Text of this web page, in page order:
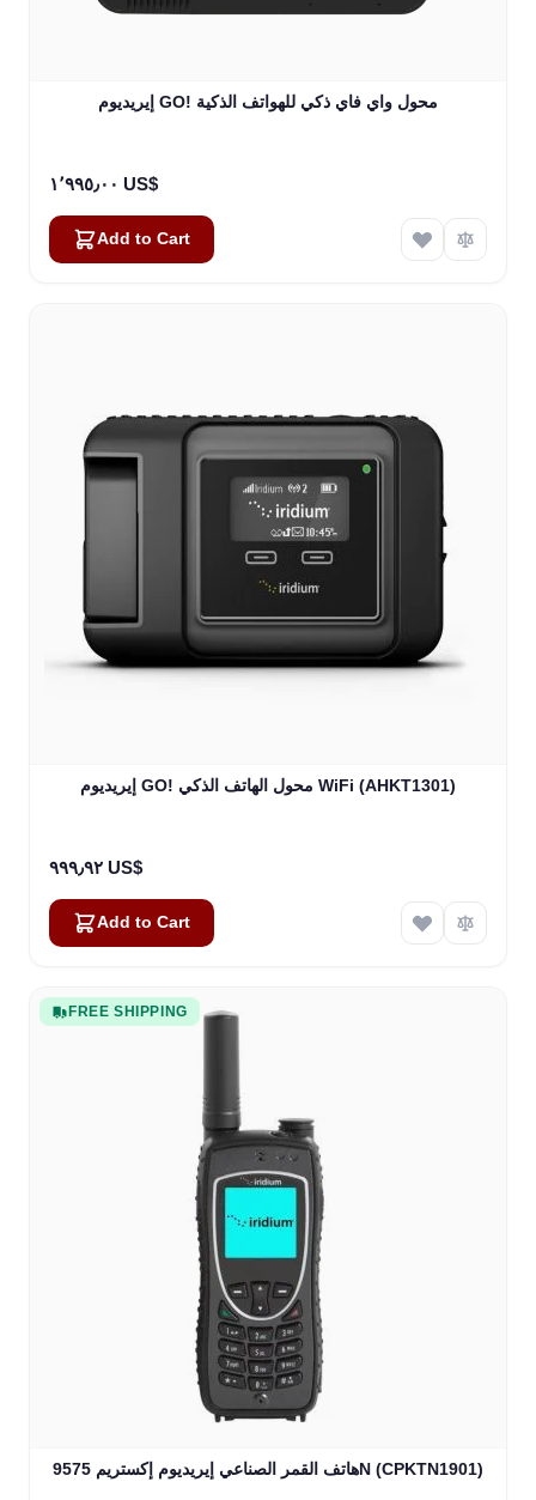
إيريديوم GO! محول واي فاي ذكي للهواتف الذكية
١٬٩٩٥٫٠٠ US$
Add to Cart
إيريديوم GO! محول الهاتف الذكي WiFi (AHKT1301)
٩٩٩٫٩٢ US$
Add to Cart
FREE SHIPPING
هاتف القمر الصناعي إيريديوم إكستريم 9575N (CPKTN1901)